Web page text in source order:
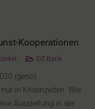
Kooperationen
DZ-Bank
(geno).
in Krisenzeiten. Wie
Ausstellung in der